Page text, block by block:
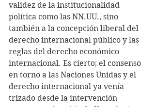
validez de la institucionalidad
política como las NN.UU., sino
también a la concepción liberal del
derecho internacional público y las
reglas del derecho económico
internacional. Es cierto; el consenso
en torno a las Naciones Unidas y el
derecho internacional ya venía
trizado desde la intervención